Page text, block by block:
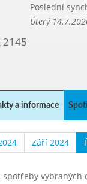
Poslední
Úterý
2145
a informace
Září 2024